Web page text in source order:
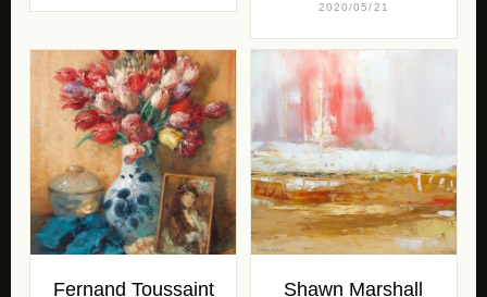
2020/05/21
Fernand Toussaint Shawn Marshall